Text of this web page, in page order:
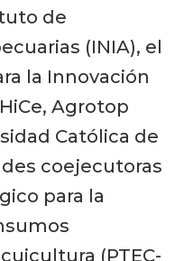
de
(INIA), el
la Innovación
Agrotop
Católica de
coejecutoras
para la
(PTEC-